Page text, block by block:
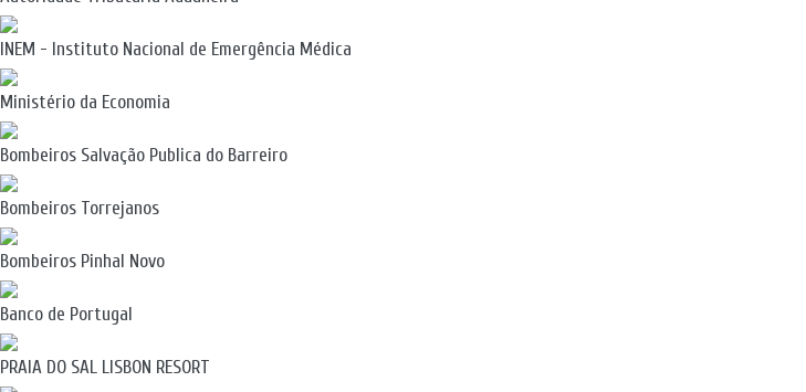
INEM - Instituto Nacional de Emergência Médica
Ministério da Economia
Bombeiros Salvação Publica do Barreiro
Bombeiros Torrejanos
Bombeiros Pinhal Novo
Banco de Portugal
PRAIA DO SAL LISBON RESORT